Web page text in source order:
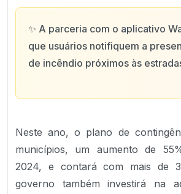
✨ A parceria com o aplicativo
que usuários notifiquem a
de incêndio próximos às
Neste ano, o plano de
municípios, um aumento de
2024, e contará com mais de
governo também investirá na